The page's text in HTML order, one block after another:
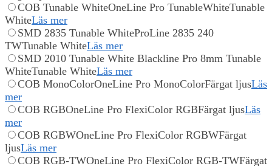
COB Tunable WhiteOneLine Pro TunableWhiteTunable
WhiteLäs mer
SMD 2835 Tunable WhiteProLine 2835 240
TWTunable WhiteLäs mer
SMD 2010 Tunable White Blackline Pro 8mm Tunable
WhiteTunable WhiteLäs mer
COB MonoColorOneLine Pro MonoColorFärgat ljusLäs
mer
COB RGBOneLine Pro FlexiColor RGBFärgat ljusLäs
mer
COB RGBWOneLine Pro FlexiColor RGBWFärgat
ljusLäs mer
COB RGB-TWOneLine Pro FlexiColor RGB-TWFärgat